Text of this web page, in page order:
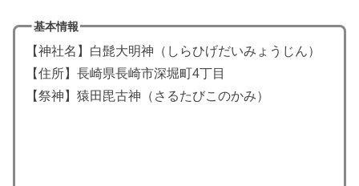
基本情報
【神社名】白髭大明神（しらひげだいみょうじん）
【住所】長崎県長崎市深堀町4丁目
【祭神】 猿田毘古神 （さるたびこのかみ）